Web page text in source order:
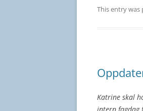
This entry was
Katrine skal